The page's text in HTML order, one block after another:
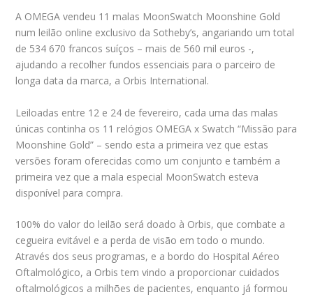
A OMEGA vendeu 11 malas MoonSwatch Moonshine Gold
num leilão online exclusivo da Sotheby’s, angariando um total
de 534 670 francos suíços – mais de 560 mil euros -,
ajudando a recolher fundos essenciais para o parceiro de
longa data da marca, a Orbis International.
Leiloadas entre 12 e 24 de fevereiro, cada uma das malas
únicas continha os 11 relógios OMEGA x Swatch “Missão para
Moonshine Gold” – sendo esta a primeira vez que estas
versões foram oferecidas como um conjunto e também a
primeira vez que a mala especial MoonSwatch esteva
disponível para compra.
100% do valor do leilão será doado à Orbis, que combate a
cegueira evitável e a perda de visão em todo o mundo.
Através dos seus programas, e a bordo do Hospital Aéreo
Oftalmológico, a Orbis tem vindo a proporcionar cuidados
oftalmológicos a milhões de pacientes, enquanto já formou